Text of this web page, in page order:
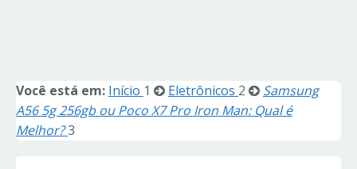
Você está em: Início 1 Eletrônicos 2
Samsung
A56 5g 256gb ou Poco X7 Pro Iron Man: Qual é
Melhor?3